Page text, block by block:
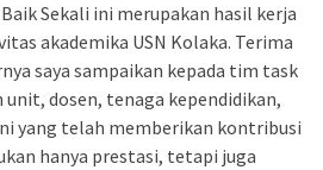
Sekali ini merupakan hasil kerja
akademika USN Kolaka. Terima
saya sampaikan kepada tim task
unit, dosen, tenaga kependidikan,
yang telah memberikan kontribusi
hanya prestasi, tetapi juga